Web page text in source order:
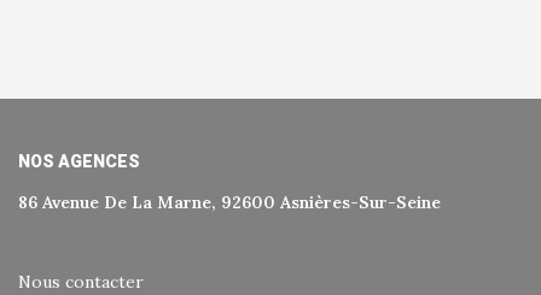
NOS AGENCES
86 Avenue De La Marne, 92600 Asnières-Sur-Seine
Nous contacter